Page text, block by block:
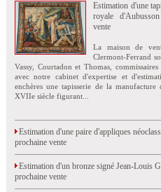
Estimation d'une
royale
vente
La maison de
Clermont-Ferrand
Vassy, Courtadon et Thomas,
avec notre cabinet d'expertise et
enchères une tapisserie de la
XVIIe siècle figurant...
Estimation d'une paire d'appliques
prochaine vente
Estimation d'un bronze signé Jean-Louis
prochaine vente